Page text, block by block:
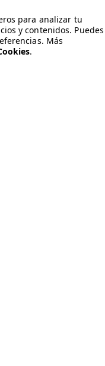
para analizar tu
y contenidos. Puedes
Más
.
brand